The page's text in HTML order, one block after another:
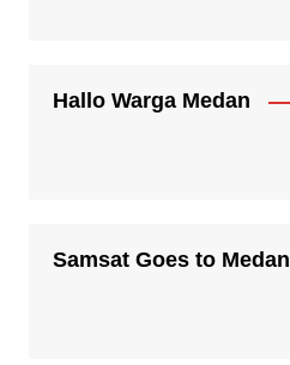
Hallo Warga Medan
Samsat Goes to Medan